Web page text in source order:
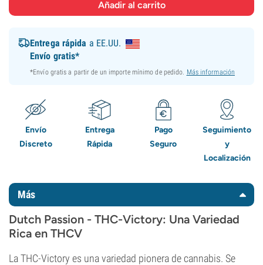
Entrega rápida a EE.UU.
Envío gratis*
*Envío gratis a partir de un importe mínimo de pedido. Más información
Envío
Discreto
Entrega
Rápida
Pago
Seguro
Seguimiento
y
Localización
Más
Dutch Passion - THC-Victory: Una Variedad
Rica en THCV
La THC-Victory es una variedad pionera de cannabis. Se